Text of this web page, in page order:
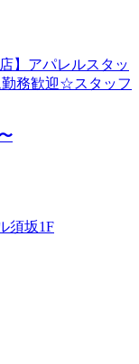
】アパレルスタッ
務歓迎☆スタッフ
須坂1F